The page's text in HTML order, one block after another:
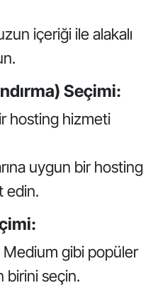
içeriği ile alakalı
Seçimi:
hosting hizmeti
uygun bir hosting
edin.
gibi popüler
birini seçin.